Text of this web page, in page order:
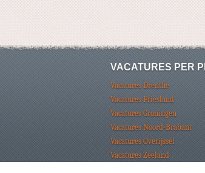
VACATURES PER
Vacatures Drenthe
Vacatures Friesland
Vacatures Groningen
Vacatures Noord-Brabant
Vacatures Overijssel
Vacatures Zeeland